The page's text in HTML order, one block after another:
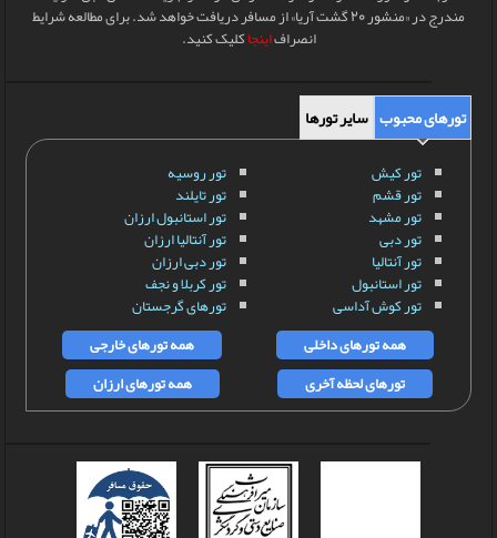
مندرج در «منشور 20 گشت آریا» از مسافر دریافت خواهد شد. برای مطالعه شرایط
انصرافاینجاکلیک کنید.
تورهای محبوب سایر تورها
تور کیش
تور قشم
تور مشهد
تور دبی
تور آنتالیا
تور استانبول
تور کوش آداسی
تور روسیه
تور تایلند
تور استانبول ارزان
تور آنتالیا ارزان
تور دبی ارزان
تور کربلا و نجف
تورهای گرجستان
همه تورهای داخلی
همه تورهای خارجی
تورهای لحظه آخری
همه تورهای ارزان